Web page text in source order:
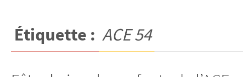
Étiquette : ACE 54